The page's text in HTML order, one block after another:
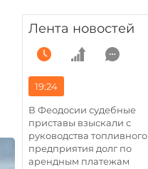
Лента новостей
19:24
В Феодосии судебные
приставы взыскали с
руководства топливного
предприятия долг по
арендным платежам